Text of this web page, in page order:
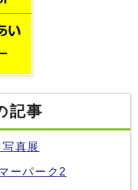
記事
真展
ーパーク2